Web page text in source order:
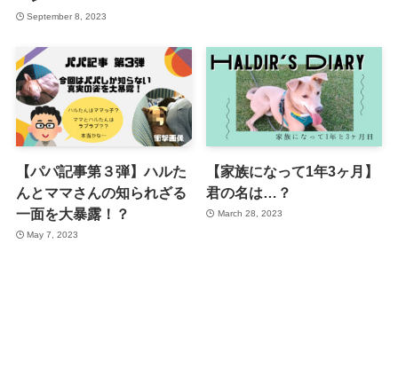
September 8, 2023
【パパ記事第３弾】ハルた
んとママさんの知られざる
一面を大暴露！？
May 7, 2023
【家族になって1年3ヶ月】
君の名は…？
March 28, 2023